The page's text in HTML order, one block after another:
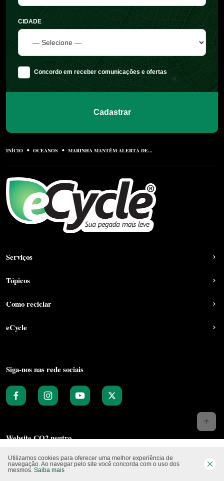
CIDADE
Concordo em receber comunicações e ofertas
Cadastrar
INÍCIO OCEANOS MARINHA MANTÉM ALERTA DE...
Serviços
Tópicos
Como reciclar
eCycle
Siga-nos nas rede sociais
Website CO2 neutro
Utilizamos cookies para oferecer uma melhor experiência de
navegação. Ao navegar pelo site você concorda com o uso dos
mesmos. Saiba mais